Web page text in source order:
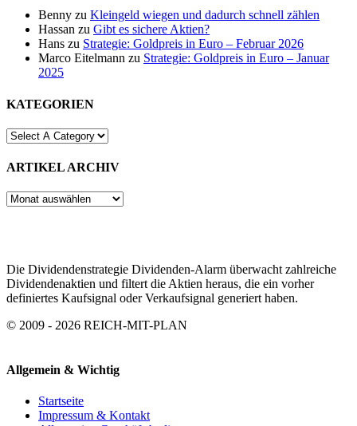
Benny zu Kleingeld wiegen und dadurch schnell zählen
Hassan zu Gibt es sichere Aktien?
Hans zu Strategie: Goldpreis in Euro – Februar 2026
Marco Eitelmann zu Strategie: Goldpreis in Euro – Januar
2025
KATEGORIEN
ARTIKEL ARCHIV
ARTIKEL
Die Dividendenstrategie Dividenden-Alarm überwacht zahlreiche
Dividendenaktien und filtert die Aktien heraus, die ein vorher
definiertes Kaufsignal oder Verkaufsignal generiert haben.
© 2009 - 2026 REICH-MIT-PLAN
Allgemein & Wichtig
Startseite
Impressum & Kontakt